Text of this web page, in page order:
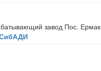
завод Пос. Ермак